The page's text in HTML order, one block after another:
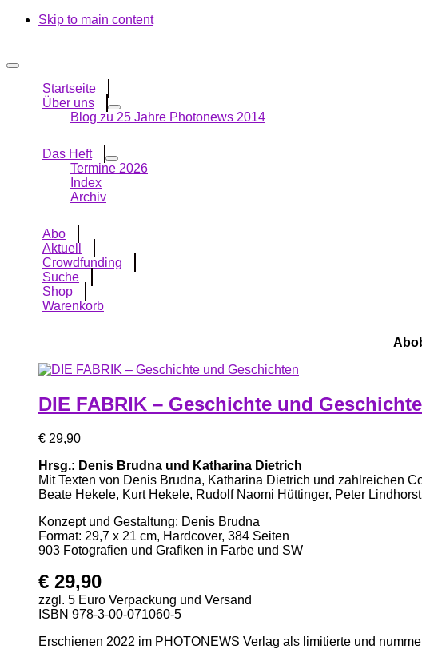
Skip to main content
Startseite
Über uns
Blog zu 25 Jahre Photonews 2014
Das Heft
Termine 2026
Index
Archiv
Abo
Aktuell
Crowdfunding
Suche
Shop
Warenkorb
DIE FABRIK – Geschichte und
€ 29,90
Hrsg.: Denis Brudna und Katharina Dietrich
Mit Texten von Denis Brudna, Katharina Dietrich und zahlreichen
Beate Hekele, Kurt ­Hekele, Rudolf Naomi Hüttinger, Peter
Konzept und Gestaltung: Denis Brudna
Format: 29,7 x 21 cm, Hardcover, 384 Seiten
903 Fotografien und Grafiken in Farbe und SW
€ 29,90
zzgl. 5 Euro Verpackung und Versand
ISBN 978-3-00-071060-5
Erschienen 2022 im PHOTONEWS Verlag als limitierte und